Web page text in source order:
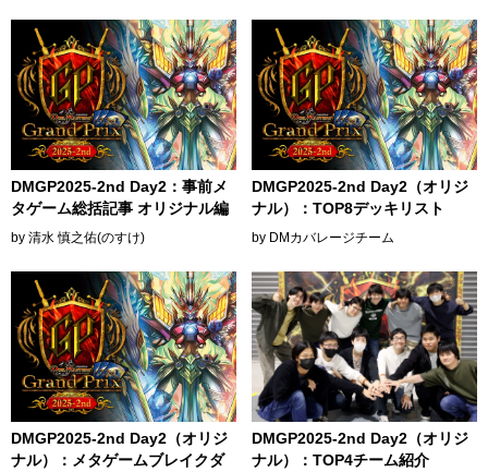
DMGP2025-2nd Day2：事前メ
タゲーム総括記事 オリジナル編
by 清水 慎之佑(のすけ)
DMGP2025-2nd Day2（オリジ
ナル）：TOP8デッキリスト
by DMカバレージチーム
DMGP2025-2nd Day2（オリジ
ナル）：メタゲームブレイクダ
DMGP2025-2nd Day2（オリジ
ナル）：TOP4チーム紹介